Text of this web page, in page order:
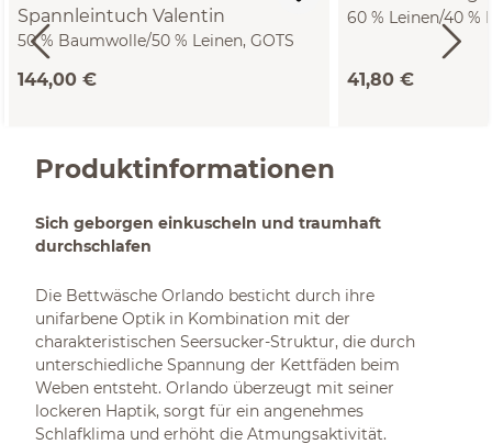
Spannleintuch Valentin
50 % Baumwolle/50 % Leinen, GOTS
(weiß, 90 x 200 x 19 cm)
144,00 €
60 % Leinen/40 %
Seersucker,
41,80 €
Produktinformationen
Sich geborgen einkuscheln und traumhaft
durchschlafen
Die Bettwäsche Orlando besticht durch ihre
unifarbene Optik in Kombination mit der
charakteristischen Seersucker-Struktur, die durch
unterschiedliche Spannung der Kettfäden beim
Weben entsteht. Orlando überzeugt mit seiner
lockeren Haptik, sorgt für ein angenehmes
Schlafklima und erhöht die Atmungsaktivität.